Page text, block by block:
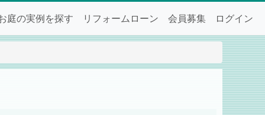
庭の実例を探す リフォームローン 会員募集 ログイン